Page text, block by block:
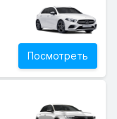
Посмотреть